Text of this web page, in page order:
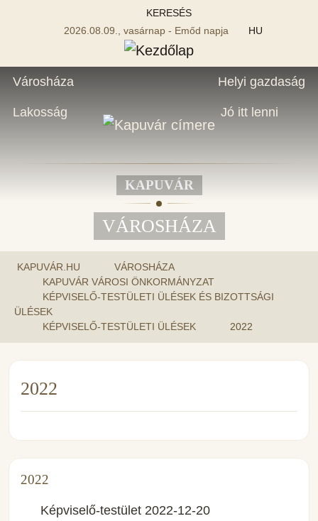
KERESÉS
2026.08.09., vasárnap - Emőd napja
HU
Városháza
Lakosság
Helyi gazdaság
Jó itt lenni
KAPUVÁR
VÁROSHÁZA
KAPUVÁR.HU
VÁROSHÁZA
KAPUVÁR VÁROSI ÖNKORMÁNYZAT
KÉPVISELŐ-TESTÜLETI ÜLÉSEK ÉS BIZOTTSÁGI
ÜLÉSEK
KÉPVISELŐ-TESTÜLETI ÜLÉSEK
2022
2022
2022
Képviselő-testület 2022-12-20